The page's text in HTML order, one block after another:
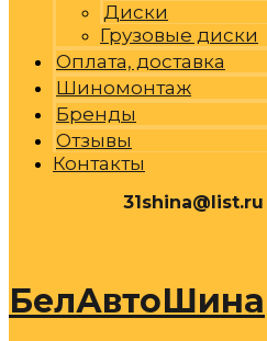
Диски
Грузовые диски
Оплата, доставка
Шиномонтаж
Бренды
Отзывы
Контакты
31shina@list.ru
БелАвтоШина